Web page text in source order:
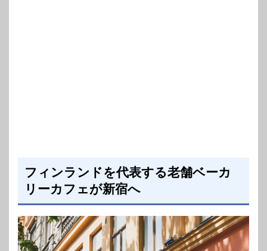
フィンランドを代表する老舗ベーカ
リーカフェが新宿へ